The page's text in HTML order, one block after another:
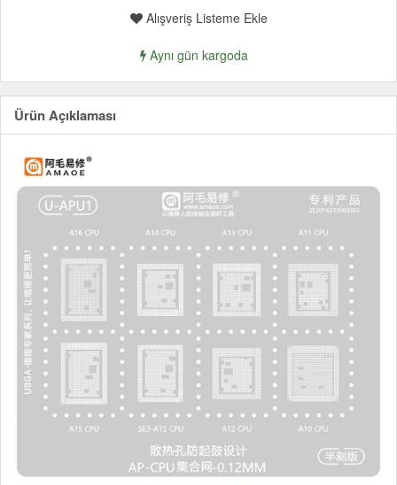
Alışveriş Listeme Ekle
Aynı gün kargoda
Ürün Açıklaması